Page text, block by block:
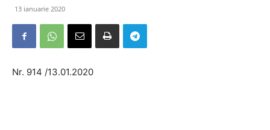
13 ianuarie 2020
Nr. 914 /13.01.2020